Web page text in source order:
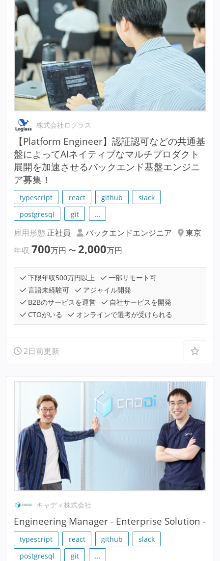
株式会社ログラス
【Platform Engineer】認証認可などの共通基
盤によってAIネイティブなマルチプロダクト
展開を加速させるバックエンド基盤エンジニ
ア募集！
typescript react github
slack
postgresql
git …
雇用形態 正社員 バックエンドエンジニア
東京
年収 700万円 〜 2,000万円
下限年収500万円以上
一部リモート可
言語未経験可
アジャイル開発
B2Bのサービスを運営
自社サービスを開発
CTOがいる
オンラインで選考が受けられる
2日前更新
キャディ株式会社
Engineering Manager - Enterprise Solution -
typescript react github
slack
postgresql
git …